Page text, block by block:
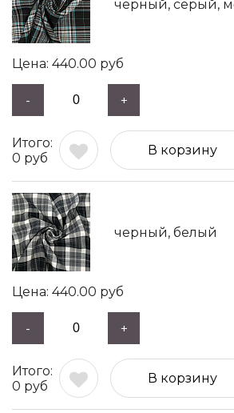
черный, серый,
440.00 руб
- +
0 руб
В корзину
черный, белый
440.00 руб
- +
0 руб
В корзину